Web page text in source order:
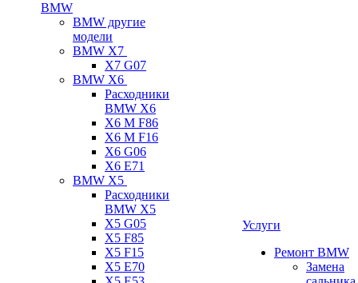
BMW
BMW другие
модели
BMW X7
X7 G07
BMW X6
Расходники
BMW X6
X6 M F86
X6 M F16
X6 G06
X6 E71
BMW X5
Расходники
BMW X5
X5 G05
X5 F85
X5 F15
X5 E70
Услуги
Ремонт BMW
Замена